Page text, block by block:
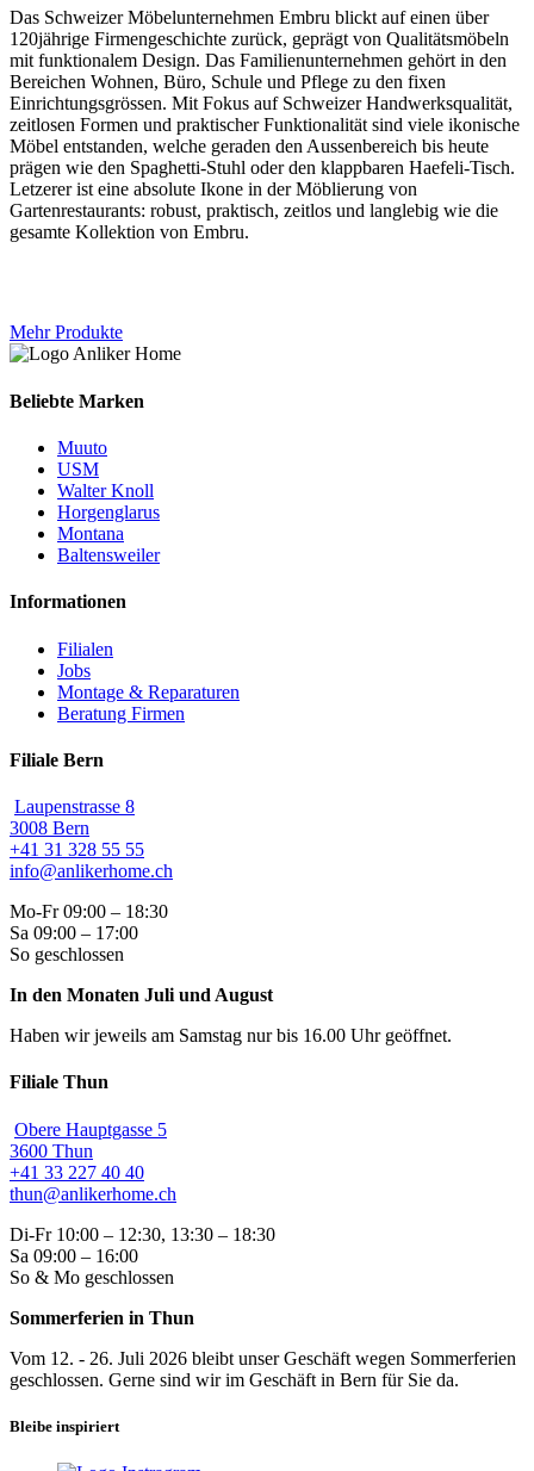
Das Schweizer Möbelunternehmen Embru blickt auf einen über
120jährige Firmengeschichte zurück, geprägt von Qualitätsmöbeln
mit funktionalem Design. Das Familienunternehmen gehört in den
Bereichen Wohnen, Büro, Schule und Pflege zu den fixen
Einrichtungsgrössen. Mit Fokus auf Schweizer Handwerksqualität,
zeitlosen Formen und praktischer Funktionalität sind viele ikonische
Möbel entstanden, welche geraden den Aussenbereich bis heute
prägen wie den Spaghetti-Stuhl oder den klappbaren Haefeli-Tisch.
Letzerer ist eine absolute Ikone in der Möblierung von
Gartenrestaurants: robust, praktisch, zeitlos und langlebig wie die
gesamte Kollektion von Embru.
Mehr Produkte
Beliebte Marken
Muuto
USM
Walter Knoll
Horgenglarus
Montana
Baltensweiler
Informationen
Filialen
Jobs
Montage & Reparaturen
Beratung Firmen
Filiale Bern
Laupenstrasse 8
3008 Bern
+41 31 328 55 55
info@anlikerhome.ch
Mo-Fr 09:00 – 18:30
Sa 09:00 – 17:00
So geschlossen
In den Monaten Juli und August
Haben wir jeweils am Samstag nur bis 16.00 Uhr geöffnet.
Filiale Thun
Obere Hauptgasse 5
3600 Thun
+41 33 227 40 40
thun@anlikerhome.ch
Di-Fr 10:00 – 12:30, 13:30 – 18:30
Sa 09:00 – 16:00
So & Mo geschlossen
Sommerferien in Thun
Vom 12. - 26. Juli 2026 bleibt unser Geschäft wegen Sommerferien
geschlossen. Gerne sind wir im Geschäft in Bern für Sie da.
Bleibe inspiriert